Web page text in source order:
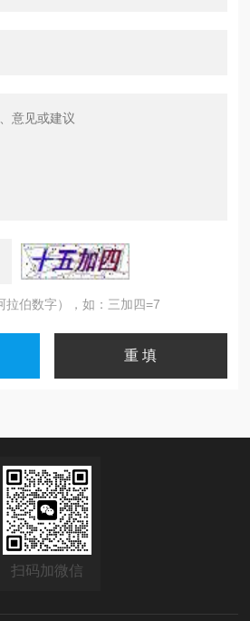
拉伯数字），如：三加四=7
扫码加微信